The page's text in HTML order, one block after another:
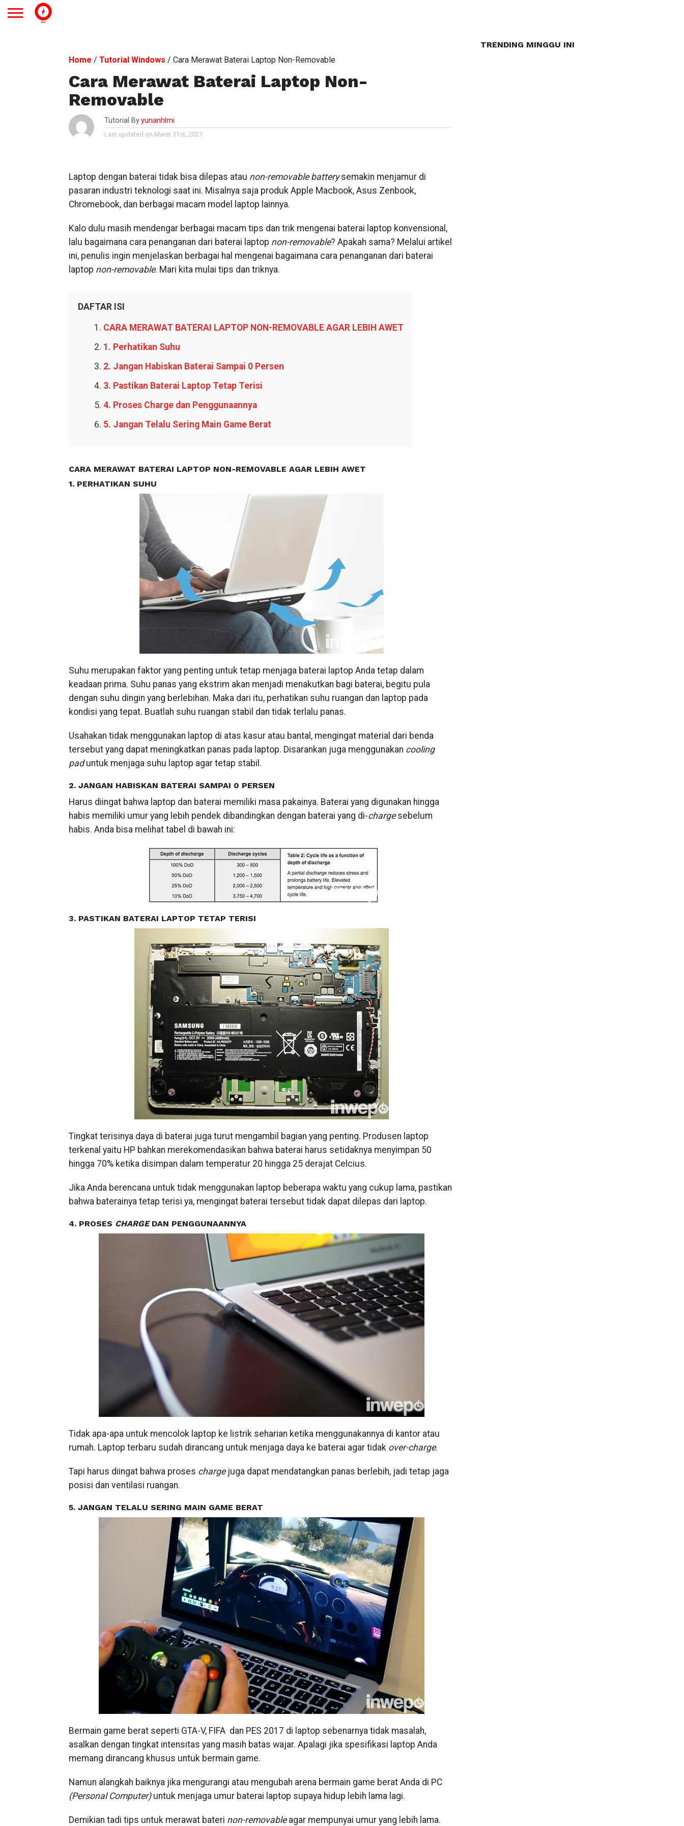
Home / Tutorial Windows / Cara Merawat Baterai Laptop Non-Removable
Cara Merawat Baterai Laptop Non-
Removable
Tutorial Byyunanhlmi
Last updated on Maret 31st, 2021
Laptop dengan baterai tidak bisa dilepas atau non-removable batterysemakin menjamur di
pasaran industri teknologi saat ini. Misalnya saja produk Apple Macbook, Asus Zenbook,
Chromebook, dan berbagai macam model laptop lainnya.
Kalo dulu masih mendengar berbagai macam tips dan trik mengenai baterai laptop konvensional,
lalu bagaimana cara penanganan dari baterai laptop non-removable? Apakah sama? Melalui artikel
ini, penulis ingin menjelaskan berbagai hal mengenai bagaimana cara penanganan dari baterai
laptop non-removable. Mari kita mulai tips dan triknya.
DAFTAR ISI
CARA MERAWAT BATERAI LAPTOP NON-REMOVABLE AGAR LEBIH AWET
1. Perhatikan Suhu
2. Jangan Habiskan Baterai Sampai 0 Persen
3. Pastikan Baterai Laptop Tetap Terisi
4. Proses Charge dan Penggunaannya
5. Jangan Telalu Sering Main Game Berat
CARA MERAWAT BATERAI LAPTOP NON-REMOVABLE AGAR LEBIH AWET
1. PERHATIKAN SUHU
Suhu merupakan faktor yang penting untuk tetap menjaga baterai laptop Anda tetap dalam
keadaan prima. Suhu panas yang ekstrim akan menjadi menakutkan bagi baterai, begitu pula
dengan suhu dingin yang berlebihan. Maka dari itu, perhatikan suhu ruangan dan laptop pada
kondisi yang tepat. Buatlah suhu ruangan stabil dan tidak terlalu panas.
Usahakan tidak menggunakan laptop di atas kasur atau bantal, mengingat material dari benda
tersebut yang dapat meningkatkan panas pada laptop. Disarankan juga menggunakan cooling
paduntuk menjaga suhu laptop agar tetap stabil.
2. JANGAN HABISKAN BATERAI SAMPAI 0 PERSEN
Harus diingat bahwa laptop dan baterai memiliki masa pakainya. Baterai yang digunakan hingga
habis memiliki umur yang lebih pendek dibandingkan dengan baterai yang di-chargesebelum
habis. Anda bisa melihat tabel di bawah ini:
3. PASTIKAN BATERAI LAPTOP TETAP TERISI
Tingkat terisinya daya di baterai juga turut mengambil bagian yang penting. Produsen laptop
terkenal yaitu HP bahkan merekomendasikan bahwa baterai harus setidaknya menyimpan 50
hingga 70% ketika disimpan dalam temperatur 20 hingga 25 derajat Celcius.
Jika Anda berencana untuk tidak menggunakan laptop beberapa waktu yang cukup lama, pastikan
bahwa baterainya tetap terisi ya, mengingat baterai tersebut tidak dapat dilepas dari laptop.
4. PROSES CHARGEDAN PENGGUNAANNYA
Tidak apa-apa untuk mencolok laptop ke listrik seharian ketika menggunakannya di kantor atau
rumah. Laptop terbaru sudah dirancang untuk menjaga daya ke baterai agar tidak over-charge.
Tapi harus diingat bahwa proses chargejuga dapat mendatangkan panas berlebih, jadi tetap jaga
posisi dan ventilasi ruangan.
5. JANGAN TELALU SERING MAIN GAME BERAT
Bermain game berat seperti GTA-V, FIFA dan PES 2017 di laptop sebenarnya tidak masalah,
asalkan dengan tingkat intensitas yang masih batas wajar. Apalagi jika spesifikasi laptop Anda
memang dirancang khusus untuk bermain game.
Namun alangkah baiknya jika mengurangi atau mengubah arena bermain game berat Anda di PC
(Personal Computer) untuk menjaga umur baterai laptop supaya hidup lebih lama lagi.
Demikian tadi tips untuk merawat bateri non-removable agar mempunyai umur yang lebih lama.
TRENDING MINGGU INI